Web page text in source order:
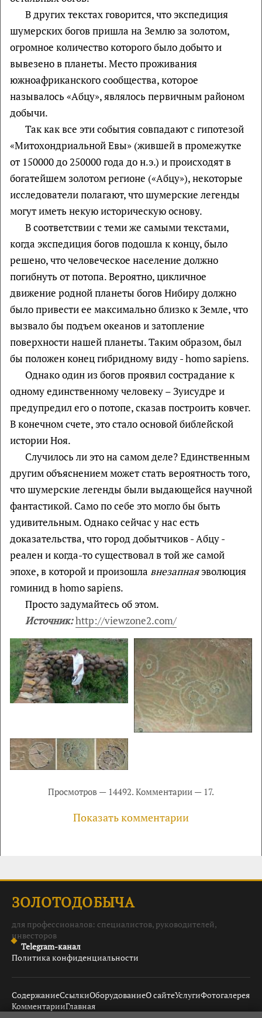
В других текстах говорится, что экспедиция
шумерских богов пришла на Землю за золотом,
огромное количество которого было добыто и
вывезено в планеты. Место проживания
южноафриканского сообщества, которое
называлось «Абцу», являлось первичным районом
добычи.
Так как все эти события совпадают с гипотезой
«Митохондриальной Евы» (жившей в промежутке
от 150000 до 250000 года до н.э.) и происходят в
богатейшем золотом регионе («Абцу»), некоторые
исследователи полагают, что шумерские легенды
могут иметь некую историческую основу.
В соответствии с теми же самыми текстами,
когда экспедиция богов подошла к концу, было
решено, что человеческое население должно
погибнуть от потопа. Вероятно, цикличное
движение родной планеты богов Нибиру должно
было привести ее максимально близко к Земле, что
вызвало бы подъем океанов и затопление
поверхности нашей планеты. Таким образом, был
бы положен конец гибридному виду - homo sapiens.
Однако один из богов проявил сострадание к
одному единственному человеку – Зуисудре и
предупредил его о потопе, сказав построить ковчег.
В конечном счете, это стало основой библейской
истории Ноя.
Случилось ли это на самом деле? Единственным
другим объяснением может стать вероятность того,
что шумерские легенды были выдающейся научной
фантастикой. Само по себе это могло бы быть
удивительным. Однако сейчас у нас есть
доказательства, что город добытчиков - Абцу -
реален и когда-то существовал в той же самой
эпохе, в которой и произошла внезапнаяэволюция
гоминид в homo sapiens.
Просто задумайтесь об этом.
Источник:http://viewzone2.com/
Просмотров — 14492. Комментарии — 17.
Показать комментарии
ЗОЛОТОДОБЫЧА
для профессионалов: специалистов, руководителей,
инвесторов
Telegram-канал
Политика конфиденциальности
СодержаниеСсылкиОборудованиеО сайтеУслугиФотогалерея
КомментарииГлавная